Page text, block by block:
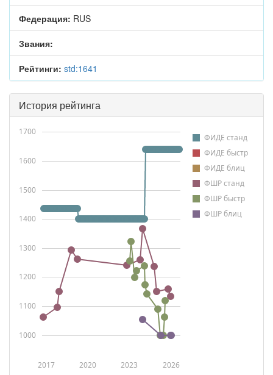
Федерация: RUS
Звания:
Рейтинги: std:1641
История рейтинга
ФИДЕ станд
ФИДЕ быстр
ФИДЕ блиц
ФШР станд
ФШР быстр
ФШР блиц
2017 2020 2023 2026
1000
1100
1200
1300
1400
1500
1600
1700